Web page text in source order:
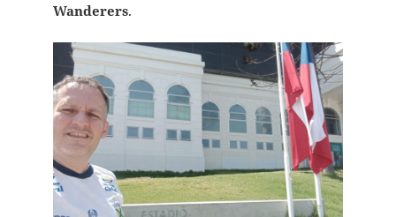
Wanderers.